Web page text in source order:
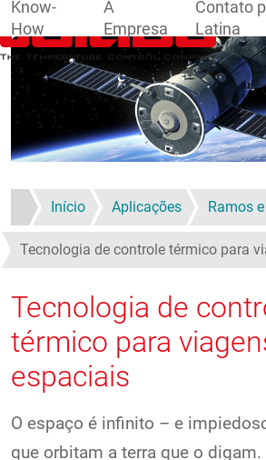
Pular para o conteúdo principal
Know-
How
A
Empresa
Contato
Latina
Início Aplicações Ramos
Tecnologia de controle térmico para
Tecnologia de
térmico para
espaciais
O espaço é infinito – e
que orbitam a terra que o